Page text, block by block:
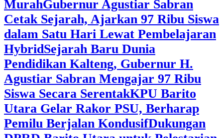
MurahGubernur Agustiar Sabran
Cetak Sejarah, Ajarkan 97 Ribu Siswa
dalam Satu Hari Lewat Pembelajaran
HybridSejarah Baru Dunia
Pendidikan Kalteng, Gubernur H.
Agustiar Sabran Mengajar 97 Ribu
Siswa Secara SerentakKPU Barito
Utara Gelar Rakor PSU, Berharap
Pemilu Berjalan KondusifDukungan